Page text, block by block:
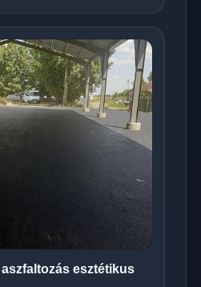
esztétikus